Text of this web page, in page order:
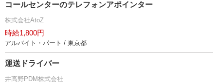
コールセンターのテレフォンアポインター
株式会社AtoZ
時給1,800円
アルバイト・パート / 東京都
運送ドライバー
井高野PDM株式会社